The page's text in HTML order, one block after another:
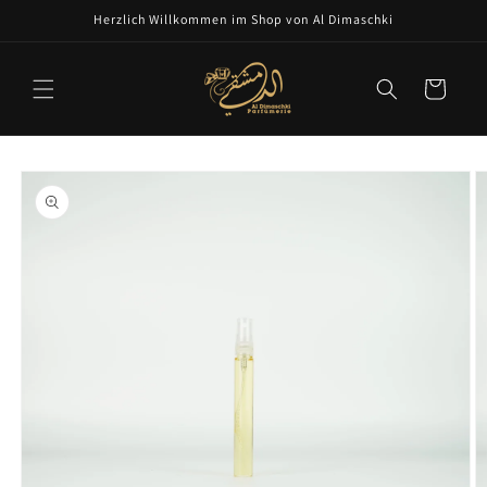
Herzlich Willkommen im Shop von Al Dimaschki
Cart
Skip to
product
information